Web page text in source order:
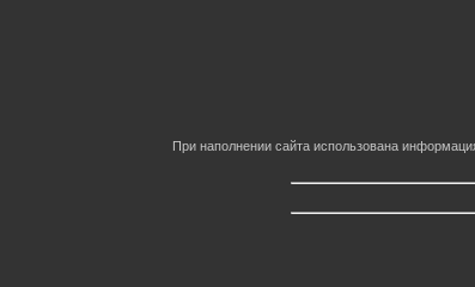
При наполнении сайта использована